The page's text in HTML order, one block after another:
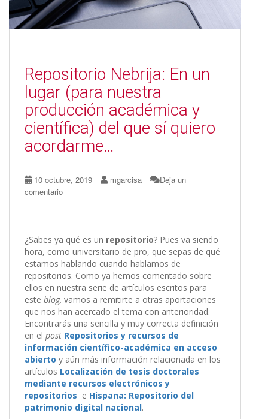
Repositorio Nebrija: En un
lugar (para nuestra
producción académica y
científica) del que sí quiero
acordarme…
10 octubre, 2019 mgarcisa
Deja un
comentario
¿Sabes ya qué es un repositorio? Pues va siendo
hora, como universitario de pro, que sepas de qué
estamos hablando cuando hablamos de
repositorios. Como ya hemos comentado sobre
ellos en nuestra serie de artículos escritos para
este blog, vamos a remitirte a otras aportaciones
que nos han acercado el tema con anterioridad.
Encontrarás una sencilla y muy correcta definición
en el post Repositorios y recursos de
información científico-académica en acceso
abierto y aún más información relacionada en los
artículos Localización de tesis doctorales
mediante recursos electrónicos y
repositorios e Hispana: Repositorio del
patrimonio digital nacional.